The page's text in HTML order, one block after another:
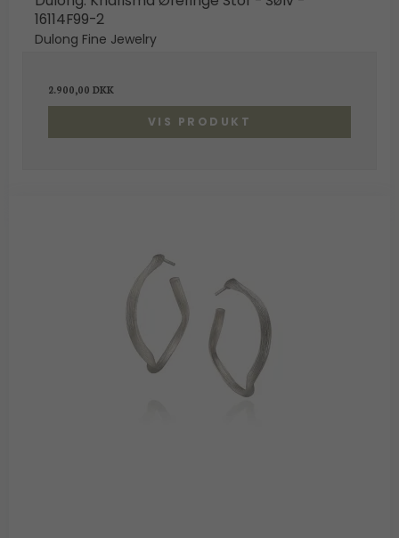
16114F99-2
Dulong Fine Jewelry
2.900,00 DKK
VIS PRODUKT